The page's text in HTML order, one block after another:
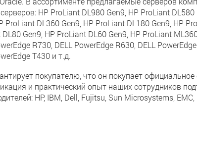
HP ProLiant DL980 Gen9, HP ProLiant
ProLiant DL360 Gen9, HP ProLiant DL180 Gen9, HP
Gen9, HP ProLiant DL60 Gen9, HP ProLiant
R730, DELL PowerEdge R630, DELL
T430 и т.д.
покупателю, что он покупает
и практический опыт наших сотрудников
HP, IBM, Dell, Fujitsu, Sun Microsystems,